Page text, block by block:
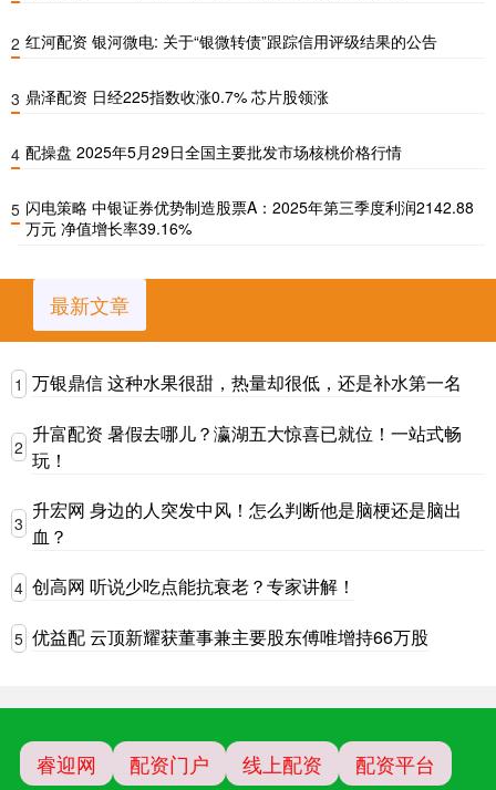
2 红河配资 银河微电: 关于“银微转债”跟踪信用评级结果的公告
3 鼎泽配资 日经225指数收涨0.7% 芯片股领涨
4 配操盘 2025年5月29日全国主要批发市场核桃价格行情
5 闪电策略 中银证券优势制造股票A：2025年第三季度利润2142.88
万元 净值增长率39.16%
最新文章
1 万银鼎信 这种水果很甜，热量却很低，还是补水第一名
2
升富配资 暑假去哪儿？瀛湖五大惊喜已就位！一站式畅
玩！
3
升宏网 身边的人突发中风！怎么判断他是脑梗还是脑出
血？
4 创高网 听说少吃点能抗衰老？专家讲解！
5 优益配 云顶新耀获董事兼主要股东傅唯增持66万股
睿迎网 配资门户 线上配资 配资平台